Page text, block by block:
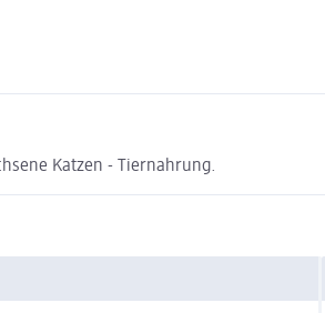
Katzen - Tiernahrung.